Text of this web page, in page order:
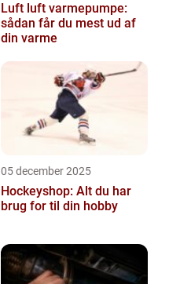
Luft luft varmepumpe:
sådan får du mest ud af
din varme
05 december 2025
Hockeyshop: Alt du har
brug for til din hobby